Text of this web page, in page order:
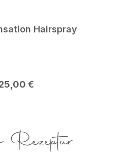
Hairspray
Preis:
€